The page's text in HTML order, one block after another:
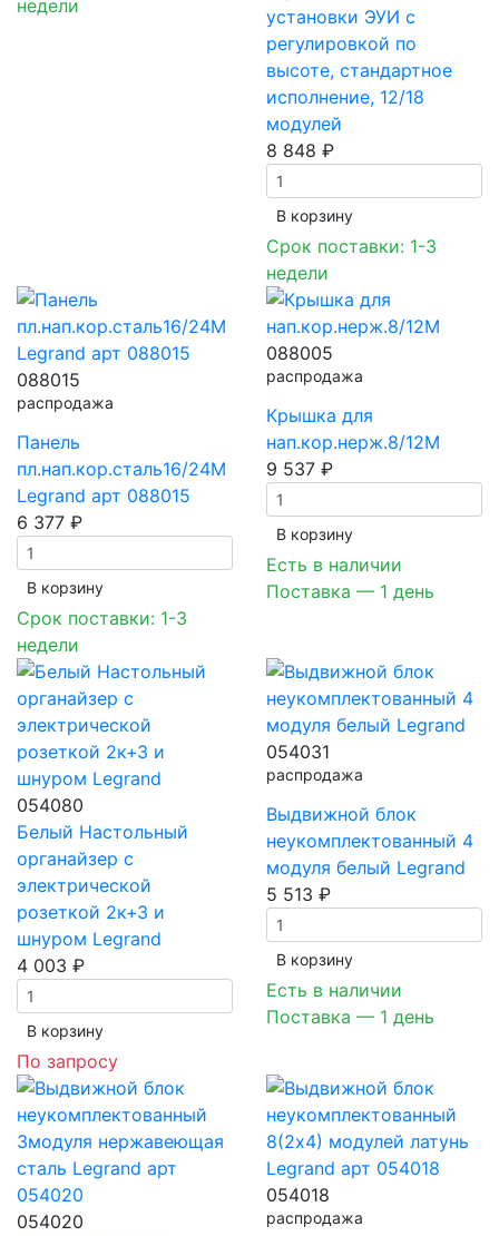
недели
установки ЭУИ с
регулировкой по
высоте, стандартное
исполнение, 12/18
модулей
8 848 ₽
В корзинy
Срок поставки: 1-3
недели
088015
распродажа
Панель
пл.нап.кор.сталь16/24М
Legrand арт 088015
6 377 ₽
В корзинy
Срок поставки: 1-3
недели
088005
распродажа
Крышка для
нап.кор.нерж.8/12М
9 537 ₽
В корзинy
Есть в наличии
Поставка — 1 день
054080
Белый Настольный
органайзер с
электрической
розеткой 2к+З и
шнуром Legrand
4 003 ₽
В корзинy
По запросу
054031
распродажа
Выдвижной блок
неукомплектованный 4
модуля белый Legrand
5 513 ₽
В корзинy
Есть в наличии
Поставка — 1 день
054020
054018
распродажа